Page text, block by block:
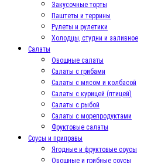
Закусочные торты
Паштеты и террины
Рулеты и рулетики
Холодцы, студни и заливное
Салаты
Овощные салаты
Салаты с грибами
Салаты с мясом и колбасой
Салаты с курицей (птицей)
Салаты с рыбой
Салаты с морепродуктами
Фруктовые салаты
Соусы и приправы
Ягодные и фруктовые соусы
Овощные и грибные соусы